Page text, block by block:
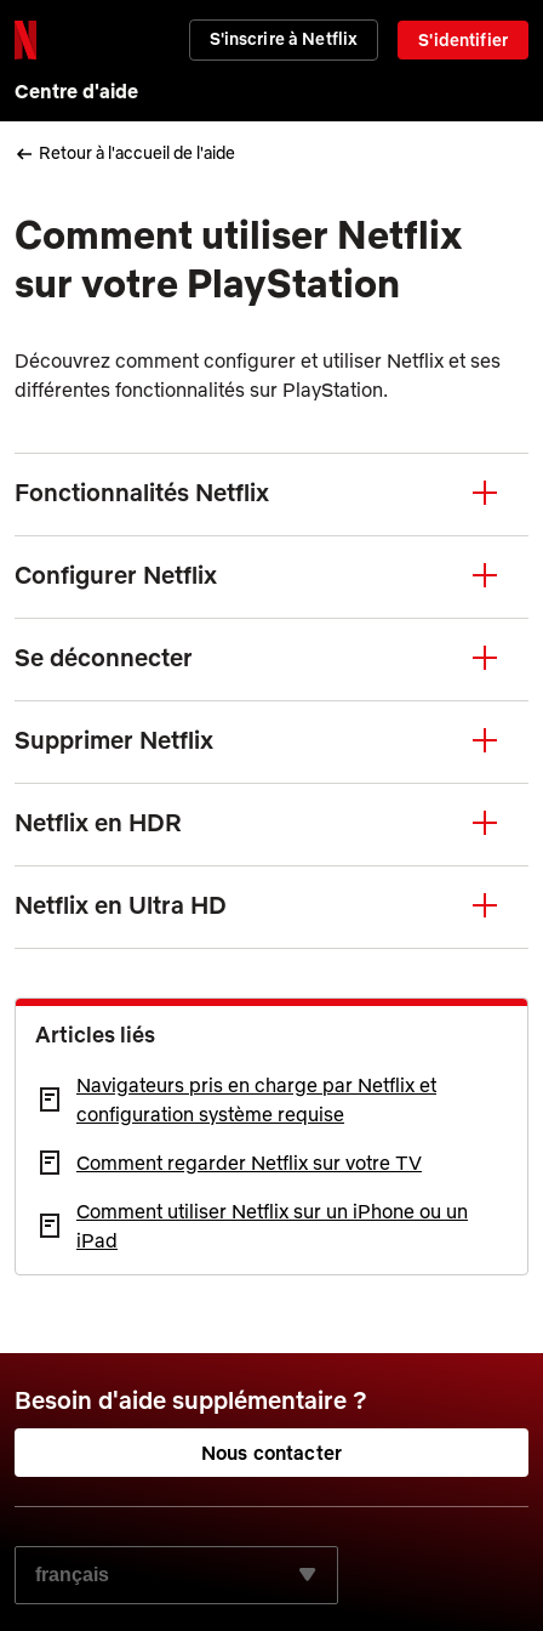
S'inscrire à Netflix S'identifier
Centre d'aide
Retour à l'accueil de l'aide
Comment utiliser Netflix
sur votre PlayStation
Découvrez comment configurer et utiliser Netflix et ses
différentes fonctionnalités sur PlayStation.
Fonctionnalités Netflix
Configurer Netflix
Se déconnecter
Supprimer Netflix
Netflix en HDR
Netflix en Ultra HD
Articles liés
Navigateurs pris en charge par Netflix et
configuration système requise
Comment regarder Netflix sur votre TV
Comment utiliser Netflix sur un iPhone ou un
iPad
Besoin d'aide supplémentaire ?
Nous contacter
SÉLECTIONNEZ LA LANGUE DE VOTRE CHOIX :